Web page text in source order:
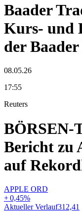
Baader
Kurs- und
der
08.05.26
17:55
Reuters
BÖRSEN-
Bericht zu
auf
APPLE ORD
+0,45%
Aktueller Verlauf312,41